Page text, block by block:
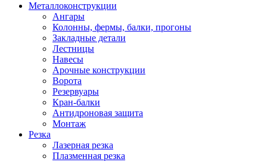
Металлоконструкции
Ангары
Колонны, фермы, балки, прогоны
Закладные детали
Лестницы
Навесы
Арочные конструкции
Ворота
Резервуары
Кран-балки
Антидроновая защита
Монтаж
Резка
Лазерная резка
Плазменная резка